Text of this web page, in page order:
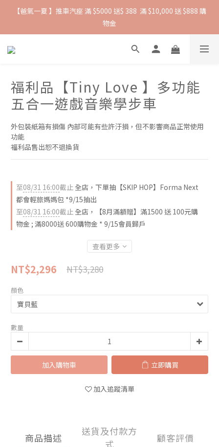
抵抗熱浪必備用品︱滿$2500贈 Farlin EDI超純水溼紙巾
【爸氣一夏 】推車汽座 滿 $5000 送$ 388  滿 $10,000 送 $888 購
物金
抵抗熱浪必備用品︱滿$2500贈 Farlin EDI超純水溼紙巾
福利品【Tiny Love 】多功能
五合一遊戲音樂學步車
外包裝紙箱有損傷 內部可能有些許汙損，但不影響商品正常使用
功能
福利品售出恕不退換貨
至08/31 16:00截止 全店，下單抽【SKIP HOP】Forma Next
都會輕旅媽媽包 *9/15抽出
至08/31 16:00截止 全店，【8月滿額贈】滿1500 送 100元購
物金 ; 滿8000送 600購物金 * 9/15會員歸戶
查看更多
NT$2,296 NT$3,280
顏色
數量
加入購物車 立即購買
加入追蹤清單
商品描述
送貨及付款方
式
顧客評價